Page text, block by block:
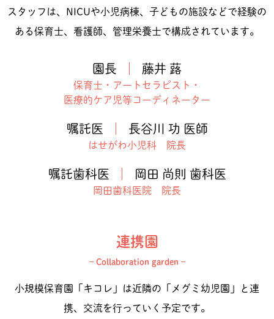
スタッフは、NICUや小児病棟、子どもの施設などで経験の
ある保育士、看護師、管理栄養士で構成されています。
園長 藤井 蕗
保育士・アートセラピスト・
医療的ケア児等コーディネーター
嘱託医 長谷川 功 医師
はせがわ小児科 院長
嘱託歯科医 岡田 尚則 歯科医
岡田歯科医院 院長
連携園
– Collaboration garden –
小規模保育園「キコレ」は近隣の「メグミ幼児園」と連
携、交流を行っていく予定です。